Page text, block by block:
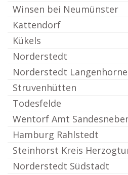
Winsen bei Neumünster
Kattendorf
Kükels
Norderstedt
Norderstedt
Struvenhütten
Todesfelde
Wentorf Amt
Hamburg Rahlstedt
Steinhorst Kreis
Norderstedt Südstadt